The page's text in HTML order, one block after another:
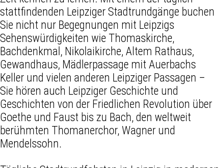
stattfindenden Leipziger Stadtrundgänge buchen
Sie nicht nur Begegnungen mit Leipzigs
Sehenswürdigkeiten wie Thomaskirche,
Bachdenkmal, Nikolaikirche, Altem Rathaus,
Gewandhaus, Mädlerpassage mit Auerbachs
Keller und vielen anderen Leipziger Passagen –
Sie hören auch Leipziger Geschichte und
Geschichten von der Friedlichen Revolution über
Goethe und Faust bis zu Bach, den weltweit
berühmten Thomanerchor, Wagner und
Mendelssohn.